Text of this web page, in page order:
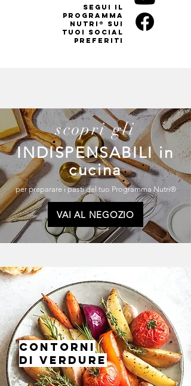
SEGUI il
Programma
Nutri® sui
tuoi social
preferiti
scopri gli
INDISPENSABILI in
cucina
per preparare i pasti del tuo Programma Nutri®
VAI AL NEGOZIO
CONTORNI
DI VERDURE